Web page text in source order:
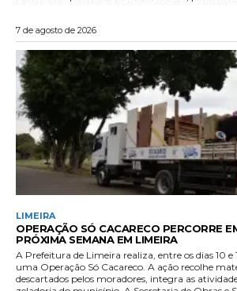
7 de agosto de 2026
LIMEIRA
OPERAÇÃO SÓ CACARECO PERCORRE
PRÓXIMA SEMANA EM LIMEIRA
A Prefeitura de Limeira realiza, entre os dias 10 e
uma Operação Só Cacareco. A ação recolhe
descartados pelos moradores, integra as